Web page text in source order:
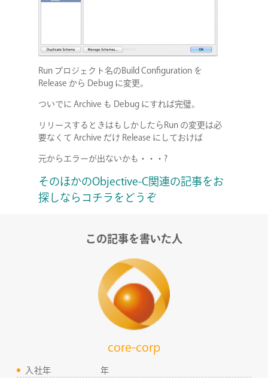
Run プロジェクト名のBuild Configuration を
Release から Debug に変更。
ついでに Archive も Debug にすれば完璧。
リリースするときはもしかしたらRun の変更は必
要なくて Archive だけ Release にしておけば
元からエラーが出ないかも・・・?
そのほかのObjective-C関連の記事をお
探しなら コチラをどうぞ
この記事を書いた人
core-corp
入社年
年